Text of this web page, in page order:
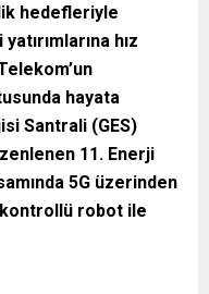
hedefleriyle
hız
hayata
Santrali (GES)
11. Enerji
5G üzerinden
kontrollü robot ile